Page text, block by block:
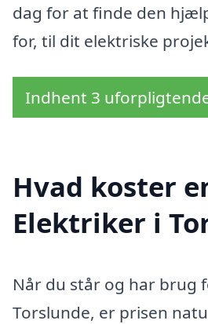
dag for at finde den
for, til dit elektriske
Indhent 3
Hvad koster
Elektriker i
Når du står og har brug
Torslunde, er prisen